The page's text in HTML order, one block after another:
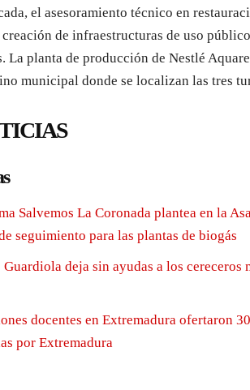
el asesoramiento técnico en
de infraestructuras de uso
La planta de producción de Nestlé
municipal donde se localizan las tres
Salvemos La Coronada plantea en la
seguimiento para las plantas de biogás
Guardiola deja sin ayudas a los cereceros
docentes en Extremadura ofertaron
por Extremadura